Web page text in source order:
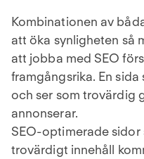
Kombinationen av
att öka synligheten så
att jobba med SEO
framgångsrika. En
och ser som trovärdig
annonserar.
SEO-optimerade
trovärdigt innehåll